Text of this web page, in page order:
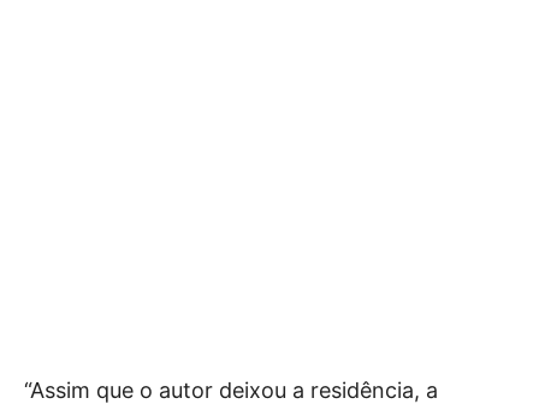
“Assim que o autor deixou a residência, a